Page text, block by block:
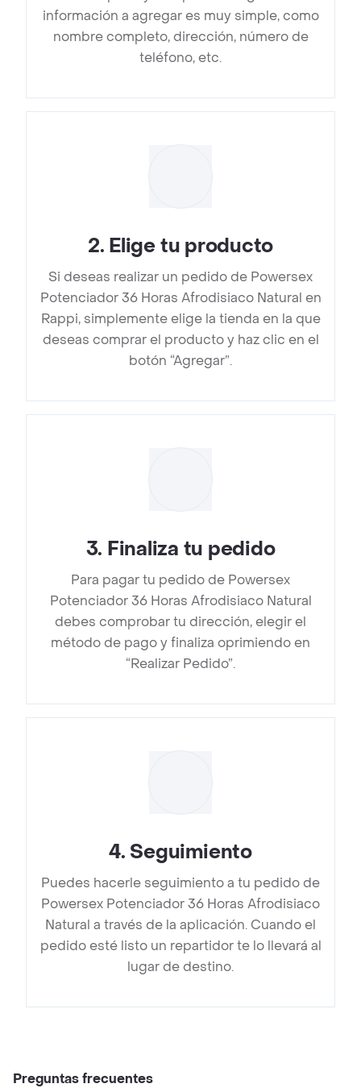
información a agregar es muy simple, como
nombre completo, dirección, número de
teléfono, etc.
2. Elige tu producto
Si deseas realizar un pedido de Powersex
Potenciador 36 Horas Afrodisiaco Natural en
Rappi, simplemente elige la tienda en la que
deseas comprar el producto y haz clic en el
botón “Agregar”.
3. Finaliza tu pedido
Para pagar tu pedido de Powersex
Potenciador 36 Horas Afrodisiaco Natural
debes comprobar tu dirección, elegir el
método de pago y finaliza oprimiendo en
“Realizar Pedido”.
4. Seguimiento
Puedes hacerle seguimiento a tu pedido de
Powersex Potenciador 36 Horas Afrodisiaco
Natural a través de la aplicación. Cuando el
pedido esté listo un repartidor te lo llevará al
lugar de destino.
Preguntas frecuentes